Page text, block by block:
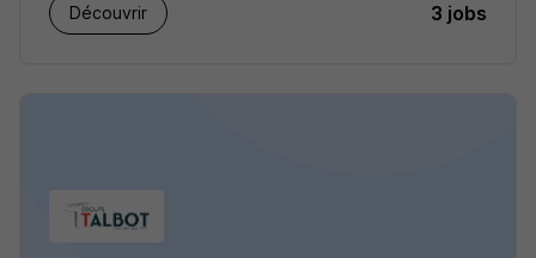
Découvrir 3 jobs